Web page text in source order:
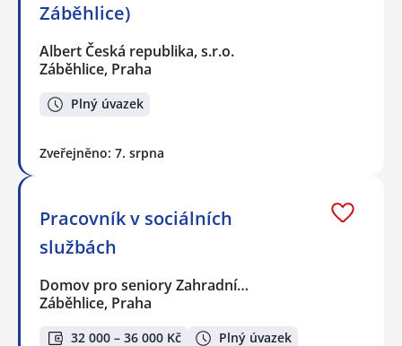
Záběhlice)
Albert Česká republika, s.r.o.
Záběhlice, Praha
Plný úvazek
Zveřejněno: 7. srpna
Pracovník v sociálních
službách
Domov pro seniory Zahradní…
Záběhlice, Praha
32 000 – 36 000 Kč
Plný úvazek